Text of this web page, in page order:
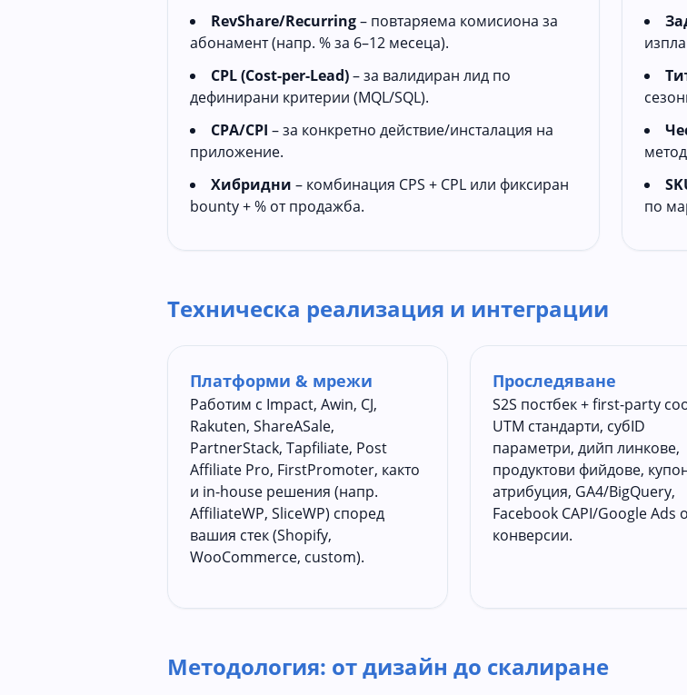
RevShare/Recurring– повтаряема комисиона за
абонамент (напр. % за 6–12 месеца).
CPL (Cost-per-Lead)– за валидиран лид по
дефинирани критерии (MQL/SQL).
CPA/CPI – за конкретно действие/инсталация на
приложение.
Хибридни – комбинация CPS + CPL или фиксиран
bounty + % от продажба.
по
Техническа реализация и интеграции
Платформи & мрежи
Работим с Impact, Awin, CJ,
Rakuten, ShareASale,
PartnerStack, Tapfiliate, Post
Affiliate Pro, FirstPromoter, както
и in-house решения (напр.
AffiliateWP, SliceWP) според
вашия стек (Shopify,
WooCommerce, custom).
Проследяване
S2S постбек + first-party
UTM стандарти, субID
параметри, дийп линкове,
продуктови фийдове,
атрибуция, GA4/BigQuery,
Facebook CAPI/Google Ads
конверсии.
Методология: от дизайн до скалиране